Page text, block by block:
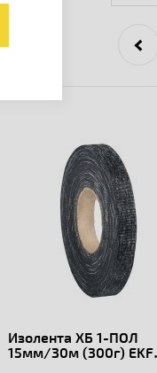
Изолента ХБ 1-ПОЛ
15мм/30м (300г) EKF